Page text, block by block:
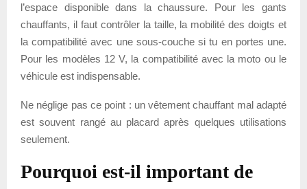
l’espace disponible dans la chaussure. Pour les gants
chauffants, il faut contrôler la taille, la mobilité des doigts et
la compatibilité avec une sous-couche si tu en portes une.
Pour les modèles 12 V, la compatibilité avec la moto ou le
véhicule est indispensable.
Ne néglige pas ce point : un vêtement chauffant mal adapté
est souvent rangé au placard après quelques utilisations
seulement.
Pourquoi est-il important de